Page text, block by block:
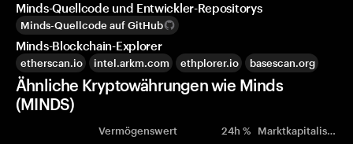
Minds-Quellcode und Entwickler-Repositorys
Minds-Quellcode auf GitHub
Minds-Blockchain-Explorer
etherscan.io intel.arkm.com ethplorer.io basescan.org
Ähnliche Kryptowährungen wie Minds
(MINDS)
Vermögenswert 24h % Marktkapitalisierung